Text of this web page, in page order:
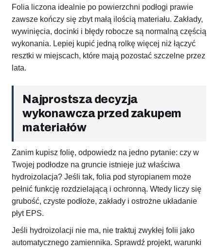
Folia liczona idealnie po powierzchni podłogi prawie
zawsze kończy się zbyt małą ilością materiału. Zakłady,
wywinięcia, docinki i błędy robocze są normalną częścią
wykonania. Lepiej kupić jedną rolkę więcej niż łączyć
resztki w miejscach, które mają pozostać szczelne przez
lata.
Najprostsza decyzja
wykonawcza przed zakupem
materiałów
Zanim kupisz folię, odpowiedz na jedno pytanie: czy w
Twojej podłodze na gruncie istnieje już właściwa
hydroizolacja? Jeśli tak, folia pod styropianem może
pełnić funkcję rozdzielającą i ochronną. Wtedy liczy się
grubość, czyste podłoże, zakłady i ostrożne układanie
płyt EPS.
Jeśli hydroizolacji nie ma, nie traktuj zwykłej folii jako
automatycznego zamiennika. Sprawdź projekt, warunki